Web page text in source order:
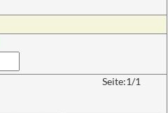
Seite:1/1